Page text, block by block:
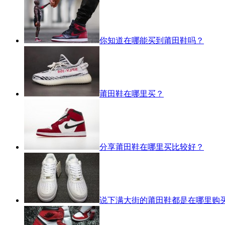
你知道在哪能买到莆田鞋吗？
莆田鞋在哪里买？
分享莆田鞋在哪里买比较好？
说下满大街的莆田鞋都是在哪里购